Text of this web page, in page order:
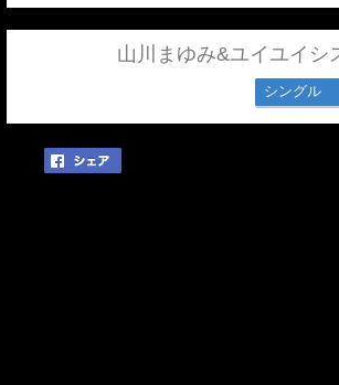
山川まゆみ&ユイユイシ
シングル